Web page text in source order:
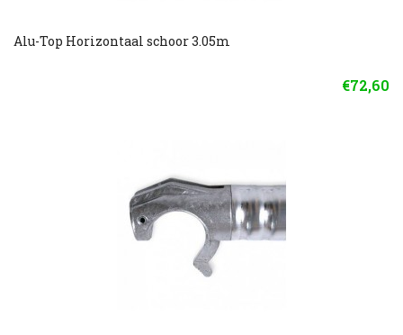
Alu-Top Horizontaal schoor 3.05m
€72,60